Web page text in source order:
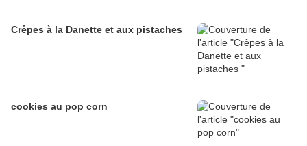
Crêpes à la Danette et aux pistaches
cookies au pop corn